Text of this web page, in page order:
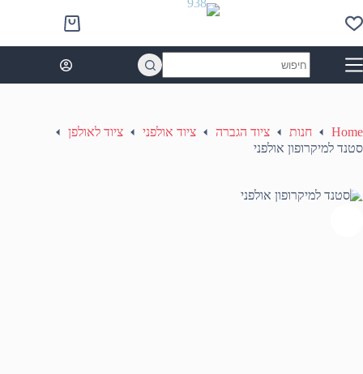
to
content
Shopping
cart
results
Home חנות ציוד הגברה ציוד אולפני
ציוד לאולפן
סטנד למיקרופון אולפני